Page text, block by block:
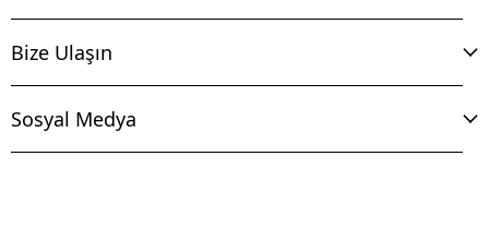
Bize Ulaşın
Sosyal Medya